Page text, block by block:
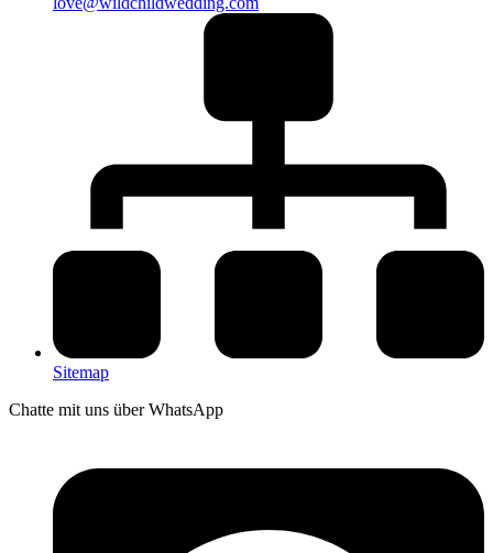
Sitemap
Chatte mit uns über WhatsApp